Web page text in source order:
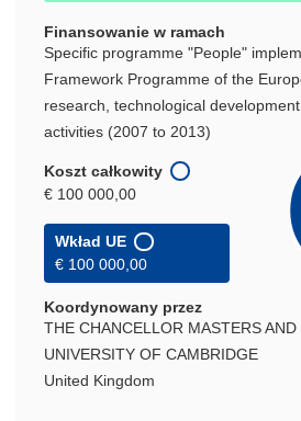
Finansowanie w ramach
Specific programme "People"
Framework Programme of the
research, technological
activities (2007 to 2013)
Koszt całkowity
€ 100 000,00
Wkład UE
€ 100 000,00
Koordynowany przez
THE CHANCELLOR MASTERS
UNIVERSITY OF CAMBRIDGE
United Kingdom